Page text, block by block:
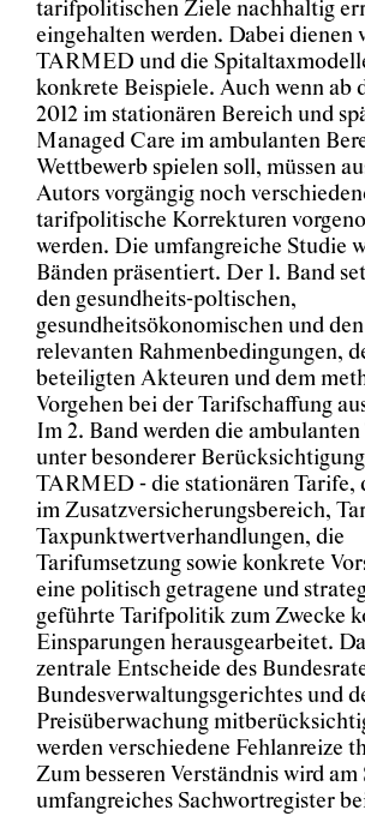
tarifpolitischen Ziele nachhaltig
eingehalten werden. Dabei dienen
TARMED und die
konkrete Beispiele. Auch wenn ab
2012 im stationären Bereich und
Managed Care im ambulanten
Wettbewerb spielen soll, müssen
Autors vorgängig noch
tarifpolitische Korrekturen
werden. Die umfangreiche Studie
Bänden präsentiert. Der 1. Band
den gesundheits-poltischen,
gesundheitsökonomischen und
relevanten Rahmenbedingungen,
beteiligten Akteuren und dem
Vorgehen bei der Tarifschaffung
Im 2. Band werden die
unter besonderer
TARMED - die stationären Tarife,
im Zusatzversicherungsbereich,
Taxpunktwertverhandlungen, die
Tarifumsetzung sowie konkrete
eine politisch getragene und
geführte Tarifpolitik zum Zwecke
Einsparungen herausgearbeitet.
zentrale Entscheide des
Bundesverwaltungsgerichtes und
Preisüberwachung
werden verschiedene Fehlanreize
Zum besseren Verständnis wird am
umfangreiches Sachwortregister